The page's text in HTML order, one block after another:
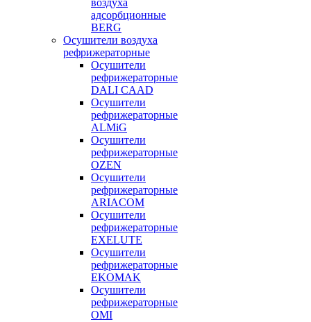
воздуха
адсорбционные
BERG
Осушители воздуха
рефрижераторные
Осушители
рефрижераторные
DALI CAAD
Осушители
рефрижераторные
ALMiG
Осушители
рефрижераторные
OZEN
Осушители
рефрижераторные
ARIACOM
Осушители
рефрижераторные
EXELUTE
Осушители
рефрижераторные
EKOMAK
Осушители
рефрижераторные
OMI